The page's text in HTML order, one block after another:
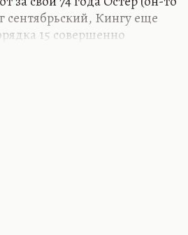
сентябрьский, Кингу еще
15 совершенно
моему, 5 или больше
и у него штук 10 очень
замечательную
потому что он
слишком, что ли, мал
книги — 900 страниц. Сам
не заслуживающимся.